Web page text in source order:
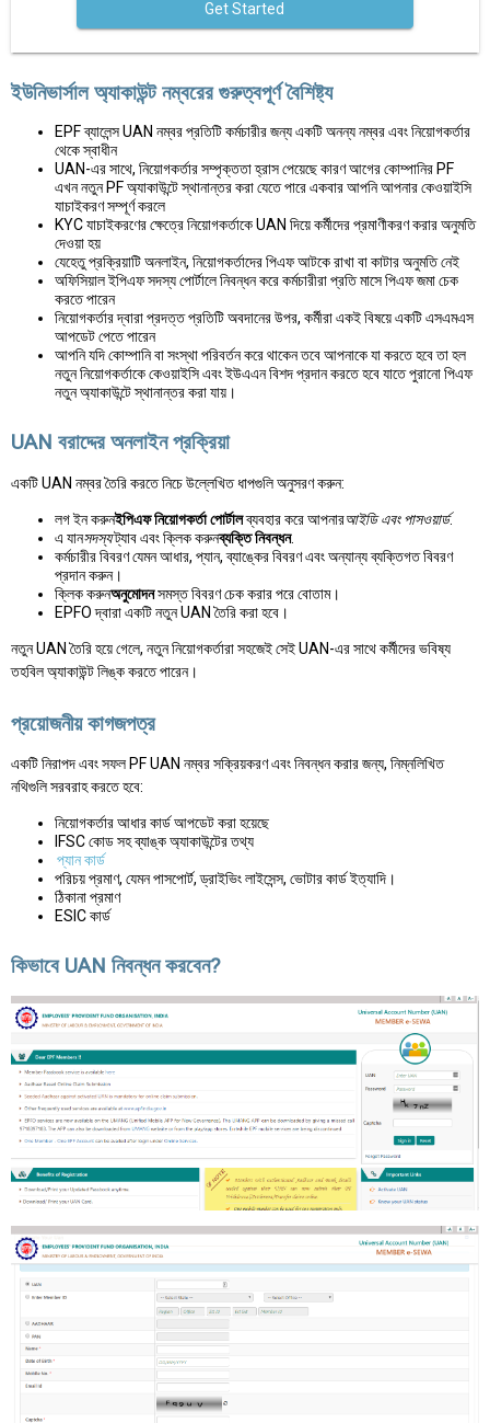
Get Started
ইউনিভার্সাল অ্যাকাউন্ট নম্বরের গুরুত্বপূর্ণ বৈশিষ্ট্য
EPF ব্যালেন্স UAN নম্বর প্রতিটি কর্মচারীর জন্য একটি অনন্য নম্বর এবং নিয়োগকর্তার
থেকে স্বাধীন
UAN-এর সাথে, নিয়োগকর্তার সম্পৃক্ততা হ্রাস পেয়েছে কারণ আগের কোম্পানির PF
এখন নতুন PF অ্যাকাউন্টে স্থানান্তর করা যেতে পারে একবার আপনি আপনার কেওয়াইসি
যাচাইকরণ সম্পূর্ণ করলে
KYC যাচাইকরণের ক্ষেত্রে নিয়োগকর্তাকে UAN দিয়ে কর্মীদের প্রমাণীকরণ করার অনুমতি
দেওয়া হয়
যেহেতু প্রক্রিয়াটি অনলাইন, নিয়োগকর্তাদের পিএফ আটকে রাখা বা কাটার অনুমতি নেই
অফিসিয়াল ইপিএফ সদস্য পোর্টালে নিবন্ধন করে কর্মচারীরা প্রতি মাসে পিএফ জমা চেক
করতে পারেন
নিয়োগকর্তার দ্বারা প্রদত্ত প্রতিটি অবদানের উপর, কর্মীরা একই বিষয়ে একটি এসএমএস
আপডেট পেতে পারেন
আপনি যদি কোম্পানি বা সংস্থা পরিবর্তন করে থাকেন তবে আপনাকে যা করতে হবে তা হল
নতুন নিয়োগকর্তাকে কেওয়াইসি এবং ইউএএন বিশদ প্রদান করতে হবে যাতে পুরানো পিএফ
নতুন অ্যাকাউন্টে স্থানান্তর করা যায়।
UAN বরাদ্দের অনলাইন প্রক্রিয়া
একটি UAN নম্বর তৈরি করতে নিচে উল্লেখিত ধাপগুলি অনুসরণ করুন:
লগ ইন করুনইপিএফ নিয়োগকর্তা পোর্টালব্যবহার করে আপনারআইডি এবং পাসওয়ার্ড.
এ যানসদস্যট্যাব এবং ক্লিক করুনব্যক্তি নিবন্ধন.
কর্মচারীর বিবরণ যেমন আধার, প্যান, ব্যাঙ্কের বিবরণ এবং অন্যান্য ব্যক্তিগত বিবরণ
প্রদান করুন।
ক্লিক করুনঅনুমোদনসমস্ত বিবরণ চেক করার পরে বোতাম।
EPFO দ্বারা একটি নতুন UAN তৈরি করা হবে।
নতুন UAN তৈরি হয়ে গেলে, নতুন নিয়োগকর্তারা সহজেই সেই UAN-এর সাথে কর্মীদের ভবিষ্য
তহবিল অ্যাকাউন্ট লিঙ্ক করতে পারেন।
প্রয়োজনীয় কাগজপত্র
একটি নিরাপদ এবং সফল PF UAN নম্বর সক্রিয়করণ এবং নিবন্ধন করার জন্য, নিম্নলিখিত
নথিগুলি সরবরাহ করতে হবে:
নিয়োগকর্তার আধার কার্ড আপডেট করা হয়েছে
IFSC কোড সহ ব্যাঙ্ক অ্যাকাউন্টের তথ্য
প্যান কার্ড
পরিচয় প্রমাণ, যেমন পাসপোর্ট, ড্রাইভিং লাইসেন্স, ভোটার কার্ড ইত্যাদি।
ঠিকানা প্রমাণ
ESIC কার্ড
কিভাবে UAN নিবন্ধন করবেন?